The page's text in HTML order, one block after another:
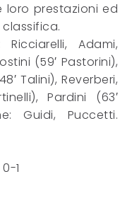
prestazioni ed
Ricciarelli, Adami,
(59′ Pastorini),
Talini), Reverberi,
Pardini (63′
Guidi, Puccetti.
1